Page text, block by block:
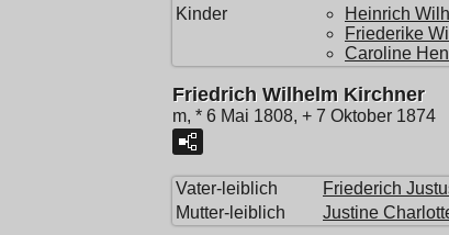
Kinder
Heinrich
Friederike
Caroline
Friedrich Wilhelm Kirchner
m, * 6 Mai 1808, + 7 Oktober 1874
Vater-leiblich Friederich
Mutter-leiblich
Justine